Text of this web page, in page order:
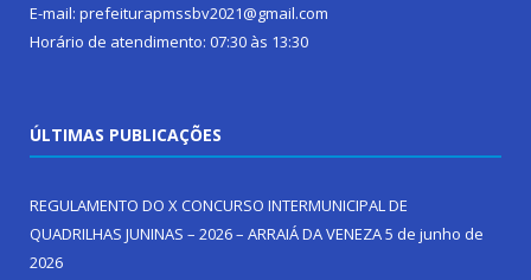
E-mail: prefeiturapmssbv2021@gmail.com
Horário de atendimento: 07:30 às 13:30
ÚLTIMAS PUBLICAÇÕES
REGULAMENTO DO X CONCURSO INTERMUNICIPAL DE
QUADRILHAS JUNINAS – 2026 – ARRAIÁ DA VENEZA5 de junho de
2026